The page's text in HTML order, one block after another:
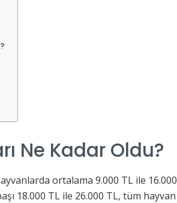
Ne Kadar Oldu?
ortalama 9.000 TL ile 16.000
18.000 TL ile 26.000 TL, tüm hayvan